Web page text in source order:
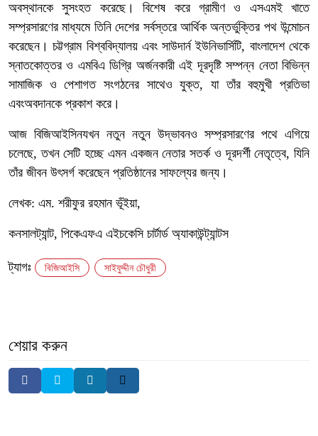
অবস্থানকে সুসংহত করেছে। বিশেষ করে গ্রামীণ ও এসএমই খাতে
সম্প্রসারণের মাধ্যমে তিনি দেশের সর্বস্তরে আর্থিক অন্তর্ভুক্তির পথ উন্মোচন
করেছেন। চট্টগ্রাম বিশ্ববিদ্যালয় এবং সাউদার্ন ইউনিভার্সিটি, বাংলাদেশ থেকে
স্নাতকোত্তর ও এমবিএ ডিগ্রি অর্জনকারী এই দূরদৃষ্টি সম্পন্ন নেতা বিভিন্ন
সামাজিক ও পেশাগত সংগঠনের সাথেও যুক্ত, যা তাঁর বহুমুখী প্রতিভা
এবংঅবদানকে প্রকাশ করে।
আজ বিজিআইসিনযখন নতুন নতুন উদ্ভাবনও সম্প্রসারণের পথে এগিয়ে
চলেছে, তখন সেটি হচ্ছে এমন একজন নেতার সতর্ক ও দূরদর্শী নেতৃত্বে, যিনি
তাঁর জীবন উৎসর্গ করেছেন প্রতিষ্ঠানের সাফল্যের জন্য।
লেখক: এম. শরীফুর রহমান ভূঁইয়া,
কনসালট্যান্ট, পিকেএফএ এইচকেসি চার্টার্ড অ্যাকাউন্ট্যান্টস
ট্যাগঃ বিজিআইসি সাইফুদ্দীন চৌধুরী
শেয়ার করুন